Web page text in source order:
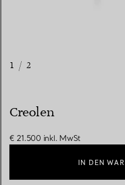
1 / 2
Creolen
€ 21.500 inkl. MwSt
IN DEN